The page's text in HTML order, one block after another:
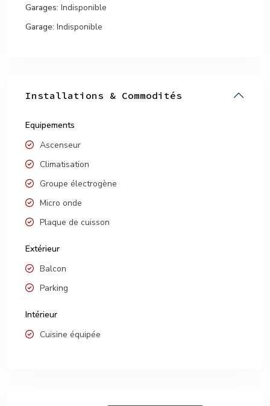
Garages: Indisponible
Garage: Indisponible
Installations & Commodités
Equipements
Ascenseur
Climatisation
Groupe électrogène
Micro onde
Plaque de cuisson
Extérieur
Balcon
Parking
Intérieur
Cuisine équipée